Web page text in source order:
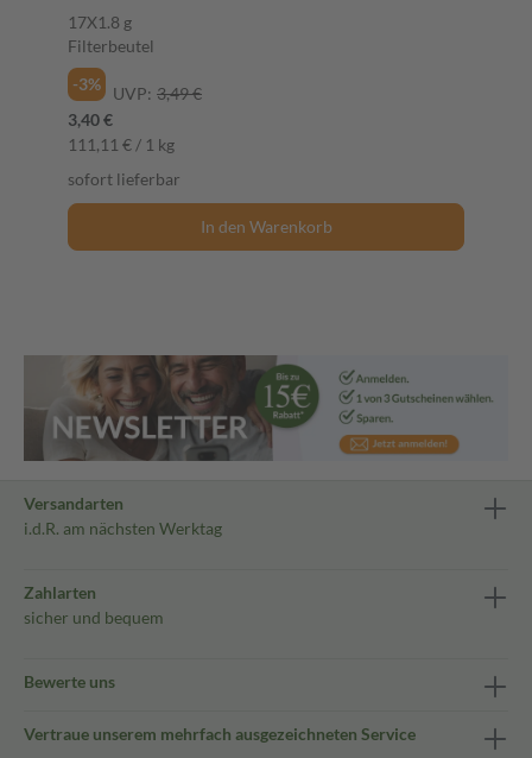
17X1.8 g
Filterbeutel
-3%
UVP: 3,49 €
3,40 €
111,11 € / 1 kg
sofort lieferbar
In den Warenkorb
Versandarten
i.d.R. am nächsten Werktag
Zahlarten
sicher und bequem
Bewerte uns
Vertraue unserem mehrfach ausgezeichneten Service